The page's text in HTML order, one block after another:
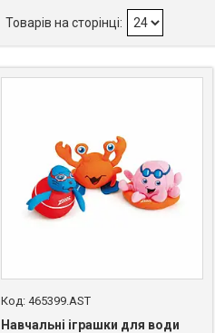
465399.AST
Навчальні іграшки для води